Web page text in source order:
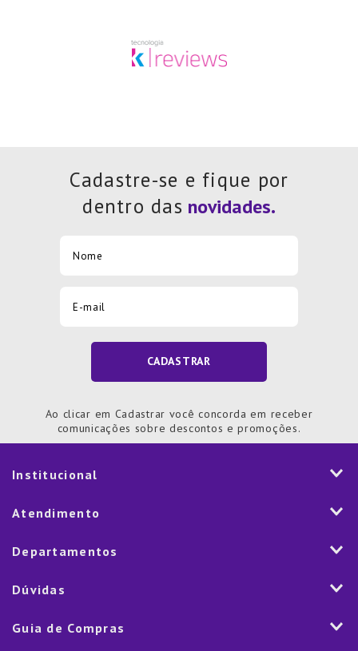
Cadastre-se e fique por
dentro das
CADASTRAR
Ao clicar em Cadastrar você concorda em receber
comunicações sobre descontos e promoções.
Institucional
História
Nossas Lojas
Marketplace
Atendimento
Fale Conosco
Trocas e Devoluções
Departamentos
Mesa
Eletroportáteis
Dúvidas
Como Comprar
Guia de Compras